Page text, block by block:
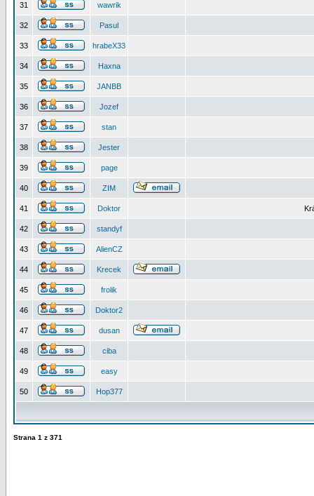
31 wawrik
32 Pasul
33 hrabeX33
34 Haxna
35 JANBB
36 Jozef
37 stan
38 Jester
39 page
40 ZIM
41 Doktor
42 standyf
43 AlienCZ
44 Krecek
45 frolik
46 Doktor2
47 dusan
48 ciba
49 easy
50 Hop377
Strana 1 z 371